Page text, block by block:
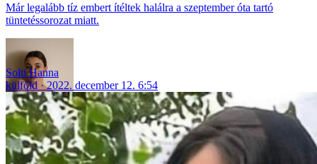
Már legalább tíz embert ítéltek halálra a szeptember óta tartó
tüntetéssorozat miatt.
Solti Hanna
külföld
2022. december 12. 6:54